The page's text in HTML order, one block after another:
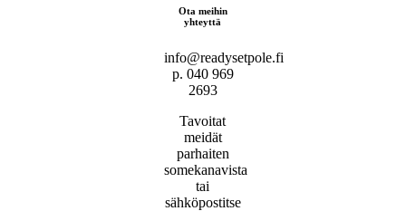
Ota meihin
yhteyttä
info@readysetpole.fi
p. 040 969
2693
Tavoitat
meidät
parhaiten
somekanavista
tai
sähköpostitse